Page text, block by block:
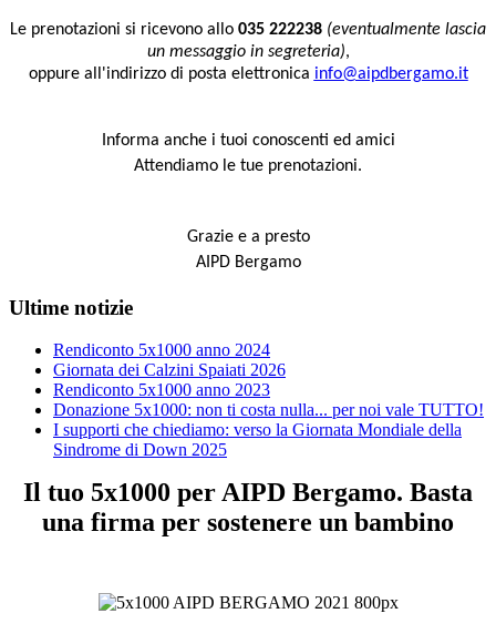
Le prenotazioni si ricevono allo 035 222238 (eventualmente lascia
un messaggio in segreteria),
oppure all'indirizzo di posta elettronica info@aipdbergamo.it
Informa anche i tuoi conoscenti ed amici
Attendiamo le tue prenotazioni.
Grazie e a presto
AIPD Bergamo
Ultime notizie
Rendiconto 5x1000 anno 2024
Giornata dei Calzini Spaiati 2026
Rendiconto 5x1000 anno 2023
Donazione 5x1000: non ti costa nulla... per noi vale TUTTO!
I supporti che chiediamo: verso la Giornata Mondiale della
Sindrome di Down 2025
Il tuo 5x1000 per AIPD Bergamo. Basta
una firma per sostenere un bambino